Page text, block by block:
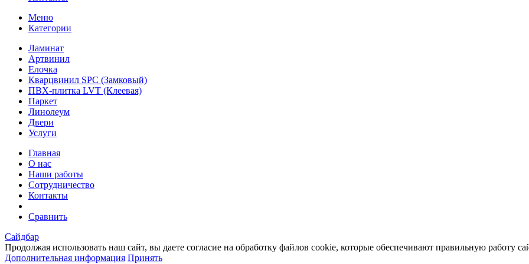
Меню
Категории
Ламинат
Артвинил
Елочка
Кварцвинил SPC (Замковый)
ПВХ-плитка LVT (Клеевая)
Паркет
Линолеум
Двери
Услуги
Главная
О нас
Наши работы
Сотрудничество
Контакты
Сравнить
Сайдбар
Продолжая использовать наш сайт, вы даете согласие на обработку файлов cookie, которые обеспечивают правильную работу
Дополнительная информация Принять